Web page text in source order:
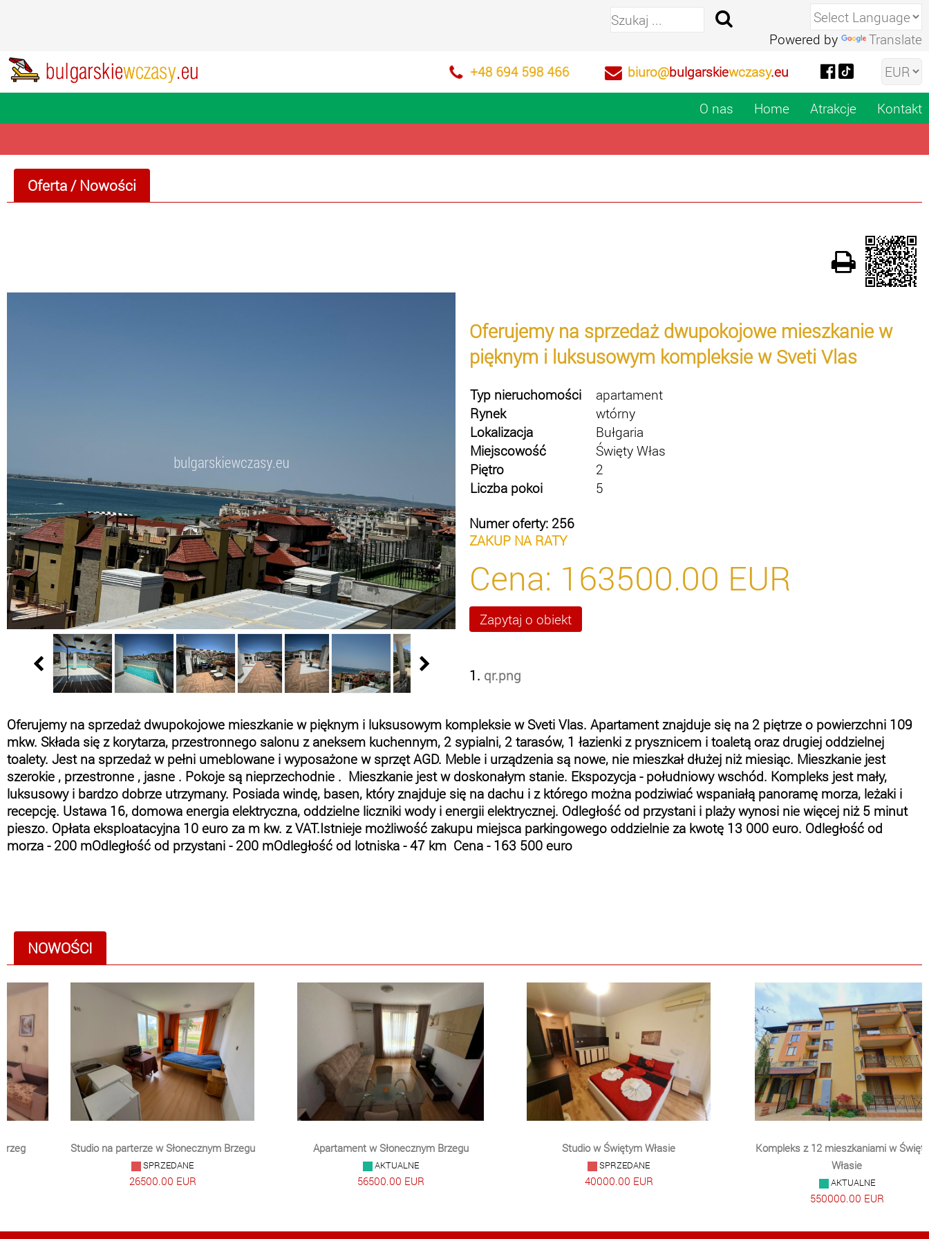
Powered by Translate
+48 694 598 466 biuro@bulgarskiewczasy.eu
O nas Home Atrakcje Kontakt
Oferta/ Nowości
Oferujemy na sprzedaż dwupokojowe mieszkanie w
pięknym i luksusowym kompleksie w Sveti Vlas
Typ nieruchomości
apartament
Rynek
wtórny
Lokalizacja
Bułgaria
Miejscowość
Święty Włas
Piętro
2
Liczba pokoi
5
Numer oferty: 256
ZAKUP NA RATY
Cena: 163500.00 EUR
1. qr.png
Oferujemy na sprzedaż dwupokojowe mieszkanie w pięknym i luksusowym kompleksie w Sveti Vlas. Apartament znajduje się na 2 piętrze o powierzchni 109
mkw. Składa się z korytarza, przestronnego salonu z aneksem kuchennym, 2 sypialni, 2 tarasów, 1 łazienki z prysznicem i toaletą oraz drugiej oddzielnej
toalety. Jest na sprzedaż w pełni umeblowane i wyposażone w sprzęt AGD. Meble i urządzenia są nowe, nie mieszkał dłużej niż miesiąc. Mieszkanie jest
szerokie , przestronne , jasne . Pokoje są nieprzechodnie . Mieszkanie jest w doskonałym stanie. Ekspozycja - południowy wschód. Kompleks jest mały,
luksusowy i bardzo dobrze utrzymany. Posiada windę, basen, który znajduje się na dachu i z którego można podziwiać wspaniałą panoramę morza, leżaki i
recepcję. Ustawa 16, domowa energia elektryczna, oddzielne liczniki wody i energii elektrycznej. Odległość od przystani i plaży wynosi nie więcej niż 5 minut
pieszo. Opłata eksploatacyjna 10 euro za m kw. z VAT.Istnieje możliwość zakupu miejsca parkingowego oddzielnie za kwotę 13 000 euro. Odległość od
morza - 200 mOdległość od przystani - 200 mOdległość od lotniska - 47 km Cena - 163 500 euro
NOWOŚCI
Studio na parterze w Słonecznym Brzegu
SPRZEDANE
26500.00 EUR
Apartament w Słonecznym Brzegu
AKTUALNE
56500.00 EUR
Studio w Świętym Własie
SPRZEDANE
40000.00 EUR
Kompleks z 12 mieszkaniami w
Własie
AKTUALNE
550000.00 EUR